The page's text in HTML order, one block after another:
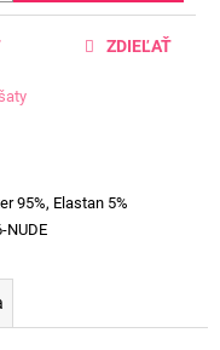
95%, Elastan 5%
NUDE
ZDIEĽAŤ